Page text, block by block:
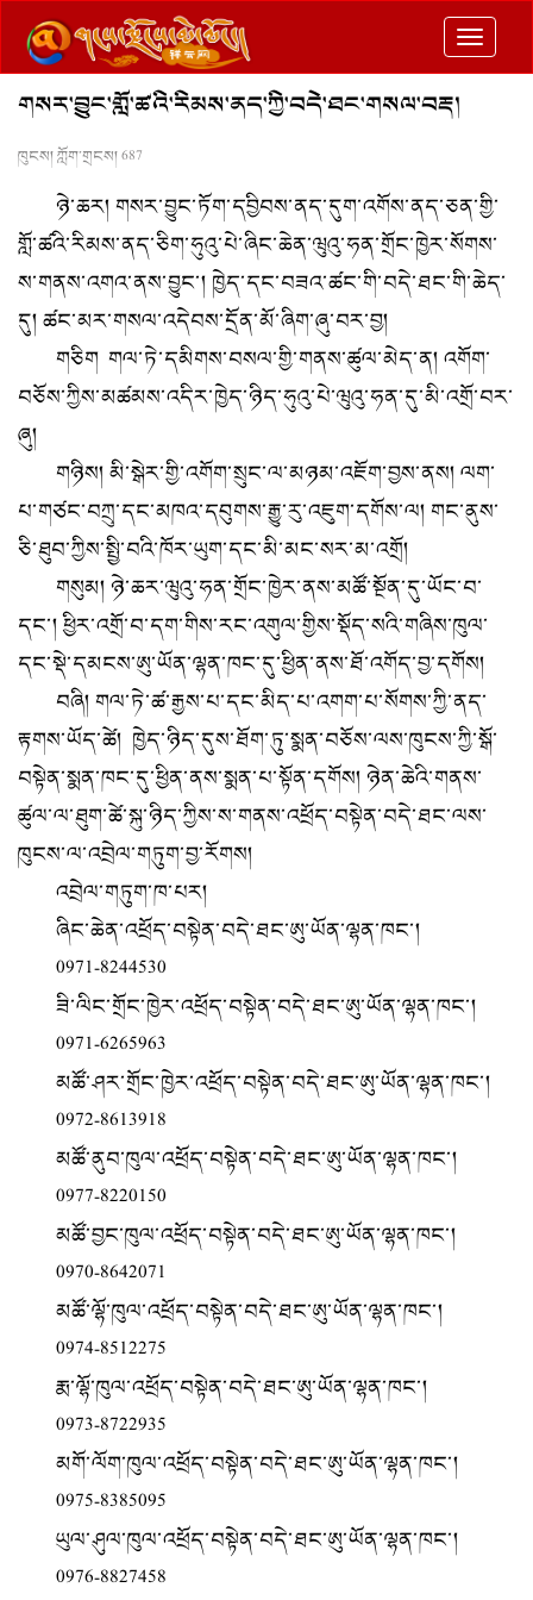
切
换
གསར་བྱུང་གློ་ཚའི་རིམས་ནད་ཀྱི་བདེ་ཐང་གསལ་བརྡ།
ཁུངས། ཀློག་གྲངས།687
ཉེ་ཆར། གསར་བྱུང་ཏོག་དབྱིབས་ནད་དུག་འགོས་ནད་ཅན་གྱི་
གློ་ཚའི་རིམས་ནད་ཅིག་ཧུའུ་པེ་ཞིང་ཆེན་ཝུའུ་ཧན་གྲོང་ཁྱེར་སོགས་
ས་གནས་འགའ་ནས་བྱུང་། ཁྱེད་དང་བཟའ་ཚང་གི་བདེ་ཐང་གི་ཆེད་
དུ། ཚང་མར་གསལ་འདེབས་དྲོན་མོ་ཞིག་ཞུ་བར་བྱ།
གཅིག གལ་ཏེ་དམིགས་བསལ་གྱི་གནས་ཚུལ་མེད་ན། འགོག་
བཅོས་ཀྱིས་མཚམས་འདིར་ཁྱེད་ཉིད་ཧུའུ་པེ་ཝུའུ་ཧན་དུ་མི་འགྲོ་བར་
ཞུ།
གཉིས། མི་སྒེར་གྱི་འགོག་སྲུང་ལ་མཉམ་འཇོག་བྱས་ནས། ལག་
པ་གཙང་བཀྲུ་དང་མཁའ་དབུགས་རྒྱུ་རུ་འཇུག་དགོས་ལ། གང་ནུས་
ཅི་ཐུབ་ཀྱིས་སྤྱི་བའི་ཁོར་ཡུག་དང་མི་མང་སར་མ་འགྲོ།
གསུམ། ཉེ་ཆར་ཝུའུ་ཧན་གྲོང་ཁྱེར་ནས་མཚོ་སྔོན་དུ་ཡོང་བ་
དང་། ཕྱིར་འགྲོ་བ་དག་གིས་རང་འགུལ་གྱིས་སྡོད་སའི་གཞིས་ཁུལ་
དང་སྡེ་དམངས་ཨུ་ཡོན་ལྷན་ཁང་དུ་ཕྱིན་ནས་ཐོ་འགོད་བྱ་དགོས།
བཞི། གལ་ཏེ་ཚ་རྒྱས་པ་དང་མིད་པ་འགག་པ་སོགས་ཀྱི་ནད་
རྟགས་ཡོད་ཚེ། ཁྱེད་ཉིད་དུས་ཐོག་ཏུ་སྨན་བཅོས་ལས་ཁུངས་ཀྱི་སྒོ་
བསྟེན་སྨན་ཁང་དུ་ཕྱིན་ནས་སྨན་པ་སྟོན་དགོས། ཉེན་ཆེའི་གནས་
ཚུལ་ལ་ཐུག་ཚེ་སྐུ་ཉིད་ཀྱིས་ས་གནས་འཕྲོད་བསྟེན་བདེ་ཐང་ལས་
ཁུངས་ལ་འབྲེལ་གཏུག་བྱ་རོགས།
འབྲེལ་གཏུག་ཁ་པར།
ཞིང་ཆེན་འཕྲོད་བསྟེན་བདེ་ཐང་ཨུ་ཡོན་ལྷན་ཁང་།
0971-8244530
ཟི་ལིང་གྲོང་ཁྱེར་འཕྲོད་བསྟེན་བདེ་ཐང་ཨུ་ཡོན་ལྷན་ཁང་།
0971-6265963
མཚོ་ཤར་གྲོང་ཁྱེར་འཕྲོད་བསྟེན་བདེ་ཐང་ཨུ་ཡོན་ལྷན་ཁང་།
0972-8613918
མཚོ་ནུབ་ཁུལ་འཕྲོད་བསྟེན་བདེ་ཐང་ཨུ་ཡོན་ལྷན་ཁང་།
0977-8220150
མཚོ་བྱང་ཁུལ་འཕྲོད་བསྟེན་བདེ་ཐང་ཨུ་ཡོན་ལྷན་ཁང་།
0970-8642071
མཚོ་ལྷོ་ཁུལ་འཕྲོད་བསྟེན་བདེ་ཐང་ཨུ་ཡོན་ལྷན་ཁང་།
0974-8512275
རྨ་ལྷོ་ཁུལ་འཕྲོད་བསྟེན་བདེ་ཐང་ཨུ་ཡོན་ལྷན་ཁང་།
0973-8722935
མགོ་ལོག་ཁུལ་འཕྲོད་བསྟེན་བདེ་ཐང་ཨུ་ཡོན་ལྷན་ཁང་།
0975-8385095
ཡུལ་ཤུལ་ཁུལ་འཕྲོད་བསྟེན་བདེ་ཐང་ཨུ་ཡོན་ལྷན་ཁང་།
0976-8827458